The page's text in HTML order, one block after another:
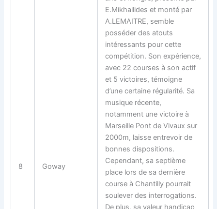
8 Goway
E.Mikhailides et monté par
A.LEMAITRE, semble
posséder des atouts
intéressants pour cette
compétition. Son expérience,
avec 22 courses à son actif
et 5 victoires, témoigne
d’une certaine régularité. Sa
musique récente,
notamment une victoire à
Marseille Pont de Vivaux sur
2000m, laisse entrevoir de
bonnes dispositions.
Cependant, sa septième
place lors de sa dernière
course à Chantilly pourrait
soulever des interrogations.
De plus, sa valeur handicap